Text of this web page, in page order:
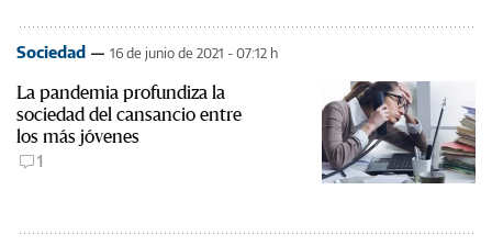
Sociedad 16 de junio de 2021 - 07:12 h
La pandemia profundiza la
sociedad del cansancio entre
los más jóvenes
1